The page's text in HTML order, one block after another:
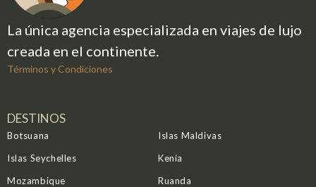
La única agencia especializada en viajes de lujo
creada en el continente.
Términos y Condiciones
DESTINOS
Botsuana
Islas Maldivas
Islas Seychelles
Kenia
Mozambique
Ruanda